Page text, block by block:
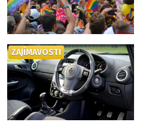
ZAJÍMAVOSTI